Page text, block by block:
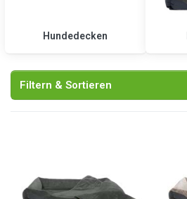
Hundedecken
Filtern & Sortieren